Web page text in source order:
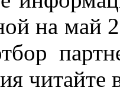
на май
читайте